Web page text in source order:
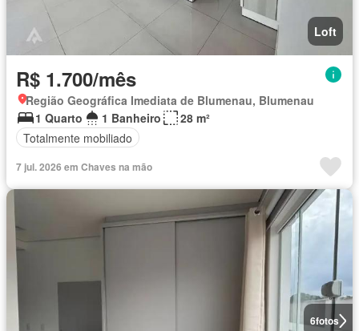
Loft
R$ 1.700/mês
Região Geográfica Imediata de Blumenau, Blumenau
1 Quarto
1 Banheiro
28 m²
Totalmente mobiliado
7 jul. 2026 em Chaves na mão
6fotos